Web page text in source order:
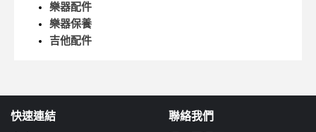
樂器配件
樂器保養
吉他配件
快速連結 聯絡我們